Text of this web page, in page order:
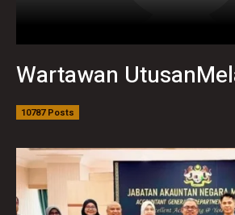
Wartawan
10787 Posts